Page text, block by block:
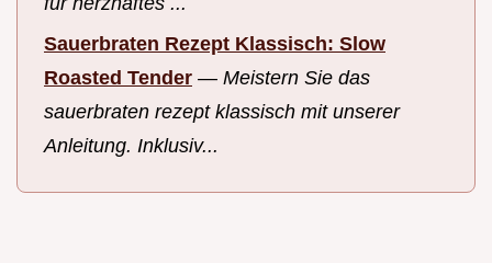
Sauerbraten Rezept Klassisch: Slow
Roasted Tender — Meistern Sie das
sauerbraten rezept klassisch mit unserer
Anleitung. Inklusiv...